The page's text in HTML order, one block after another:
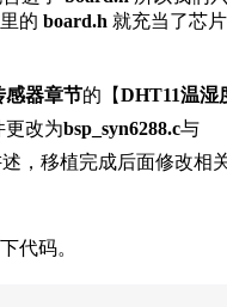
的 board.h 就充当了芯
感器章节的【DHT11温湿
更改为bsp_syn6288.c与
，移植完成后面修改相
代码。